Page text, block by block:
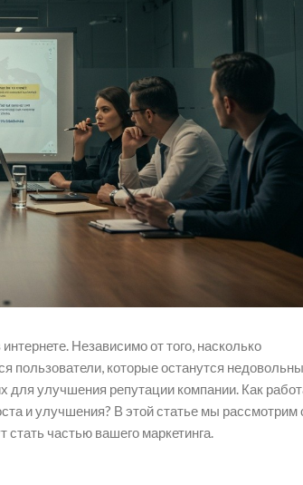
Независимо от того, насколько
пользователи, которые останутся
для улучшения репутации компании. Как
и улучшения? В этой статье мы рассмотрим
частью вашего маркетинга.